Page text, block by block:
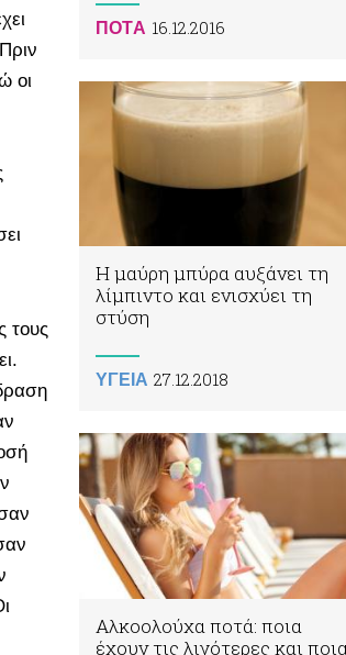
οι
τους
ΠΟΤA 16.12.2016
Η μαύρη μπύρα αυξάνει τη
λίμπιντο και ενισχύει τη
στύση
ΥΓΕΙΑ 27.12.2018
Αλκοολούχα ποτά: ποια
έχουν τις λιγότερες και